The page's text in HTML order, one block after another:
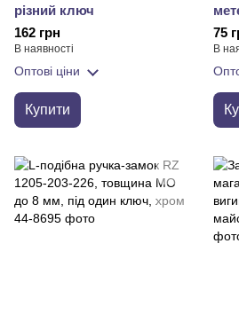
різний ключ
162 грн
В наявності
Оптові ціни
Купити
75
В